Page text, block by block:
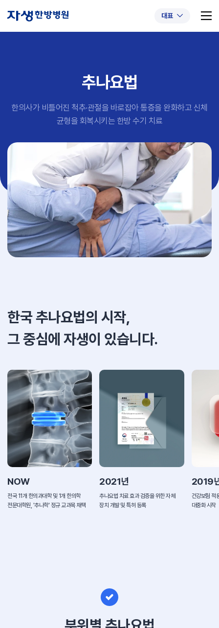
대표
#초음파약침 #척추압박골절
#교통사고후유증 #허리디스크 #목디스크
#추나요법
추나요법
한의사가 비틀어진 척추·관절을 바로잡아 통증을 완화하고 신체
균형을 회복시키는 한방 수기 치료
한국 추나요법의 시작,
그 중심에 자생이 있습니다.
NOW
전국 11개 한의과대학 및 1개 한의학
전문대학원, '추나학' 정규 교과목 채택
2021년
추나요법 치료 효과 검증을 위한 자체
장치 개발 및 특허 등록
2019
건강보험 적
대중화 시작